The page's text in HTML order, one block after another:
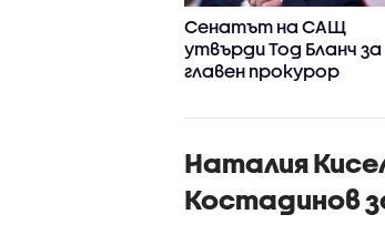
Сенатът на САЩ
утвърди Тод Бланч за
главен прокурор
Наталия
Костадинов